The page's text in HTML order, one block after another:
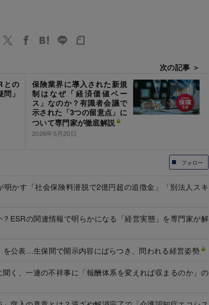
との
」
次の記事 ＞
保険業界に導入された新規
制はなぜ「経済価値ベー
ス」なのか？有識者会議で
示された「3つの留意点」に
ついて専門家が徹底解説
2026年5月20日
フォロー
明かす「社会保険料潜脱で2億円超の追徴金」「別法人スキ
ESRの関連情報で明らかになる「経営実態」を専門家が解
公表…生保間で開示内容にばらつき、問われる経営姿勢
く、一連の不祥事に「報酬体系を変えれば収まるのか」の